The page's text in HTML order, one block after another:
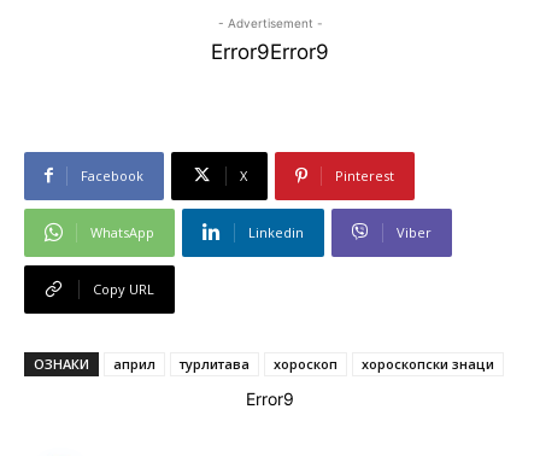
- Advertisement -
Error9Error9
Facebook X Pinterest
WhatsApp Linkedin Viber
Copy URL
ОЗНАКИ април турлитава хороскоп хороскопски знаци
Error9